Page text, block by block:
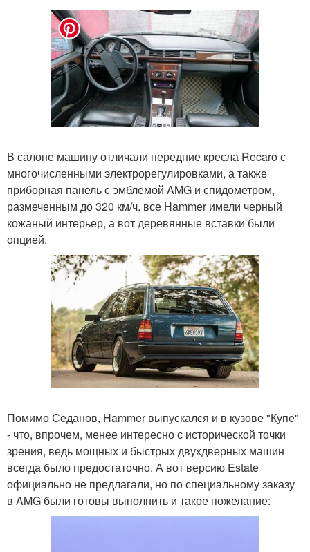
В салоне машину отличали передние кресла Recaro с
многочисленными электрорегулировками, а также
приборная панель с эмблемой AMG и спидометром,
размеченным до 320 км/ч. все Hammer имели черный
кожаный интерьер, а вот деревянные вставки были
опцией.
Помимо Седанов, Hammer выпускался и в кузове "Купе"
- что, впрочем, менее интересно с исторической точки
зрения, ведь мощных и быстрых двухдверных машин
всегда было предостаточно. А вот версию Estate
официально не предлагали, но по специальному заказу
в AMG были готовы выполнить и такое пожелание: